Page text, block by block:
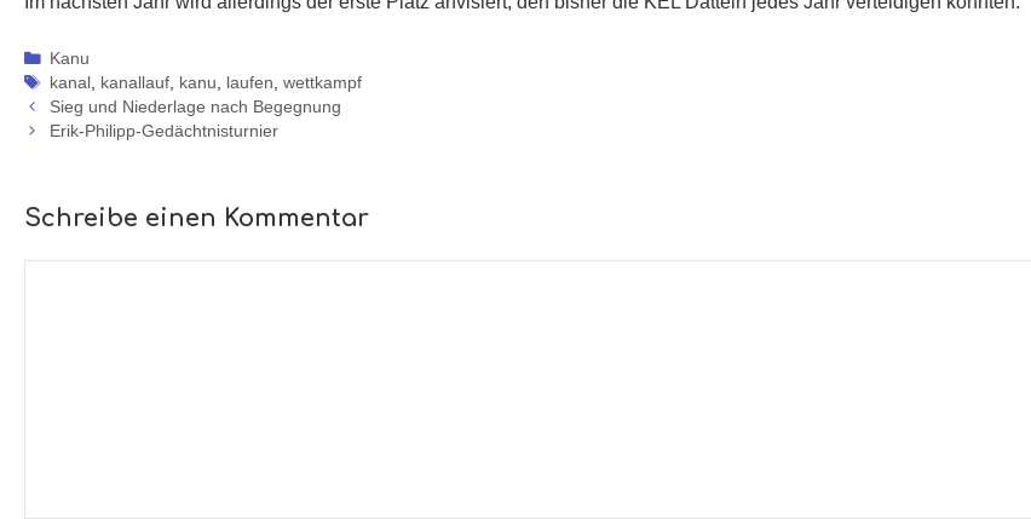
Kategorien
Kanu
Schlagwörter
kanal kanallauf kanu laufen ,wettkampf
Sieg und Niederlage nach Begegnung
Erik-Philipp-Gedächtnisturnier
Schreibe einen Kommentar